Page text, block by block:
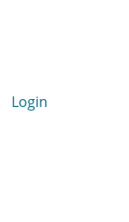
Login